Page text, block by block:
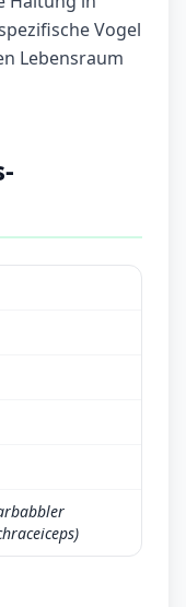
Vogel
Lebensraum